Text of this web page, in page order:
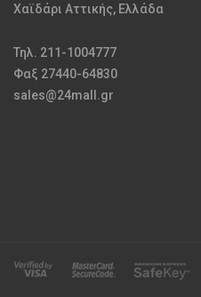
Χαϊδάρι Αττικής, Ελλάδα
Τηλ. 211-1004777
Φαξ 27440-64830
sales@24mall.gr